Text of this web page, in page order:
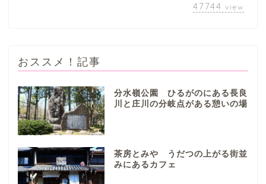
47744 view
おススメ！記事
分水嶺公園 ひるがのにある長良
川と庄川の分岐点がある憩いの場
茶房とみや うだつの上がる街並
みにあるカフェ
垂井町
養老町